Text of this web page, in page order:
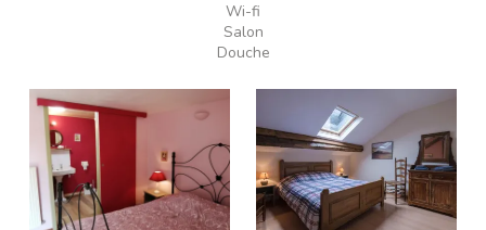
Wi-fi
Salon
Douche